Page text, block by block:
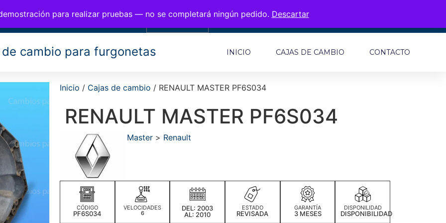
para realizar pruebas — no se completará ningún pedido. Descartar
PARA FURGONETAS
0,00€
de cambio para furgonetas INICIO CAJAS DE CAMBIO CONTACTO
Inicio / Cajas de cambio / RENAULT MASTER PF6S034
RENAULT MASTER PF6S034
Master > Renault
CÓDIGO
PF6S034
VELOCIDADES
6
DEL: 2003
AL: 2010
ESTADO
REVISADA
GARANTÍA
3 MESES
DISPONILIDAD
DISPONIBILIDAD